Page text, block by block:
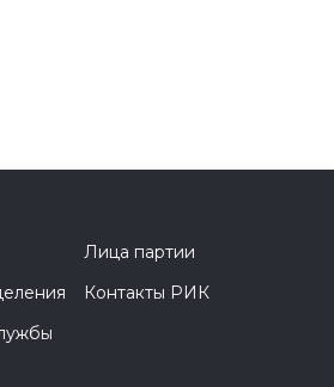
Лица партии
Контакты РИК